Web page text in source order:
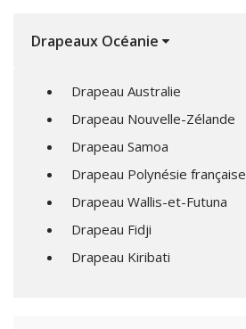
Drapeaux Océanie
Drapeau Australie
Drapeau Nouvelle-Zélande
Drapeau Samoa
Drapeau Polynésie française
Drapeau Wallis-et-Futuna
Drapeau Fidji
Drapeau Kiribati